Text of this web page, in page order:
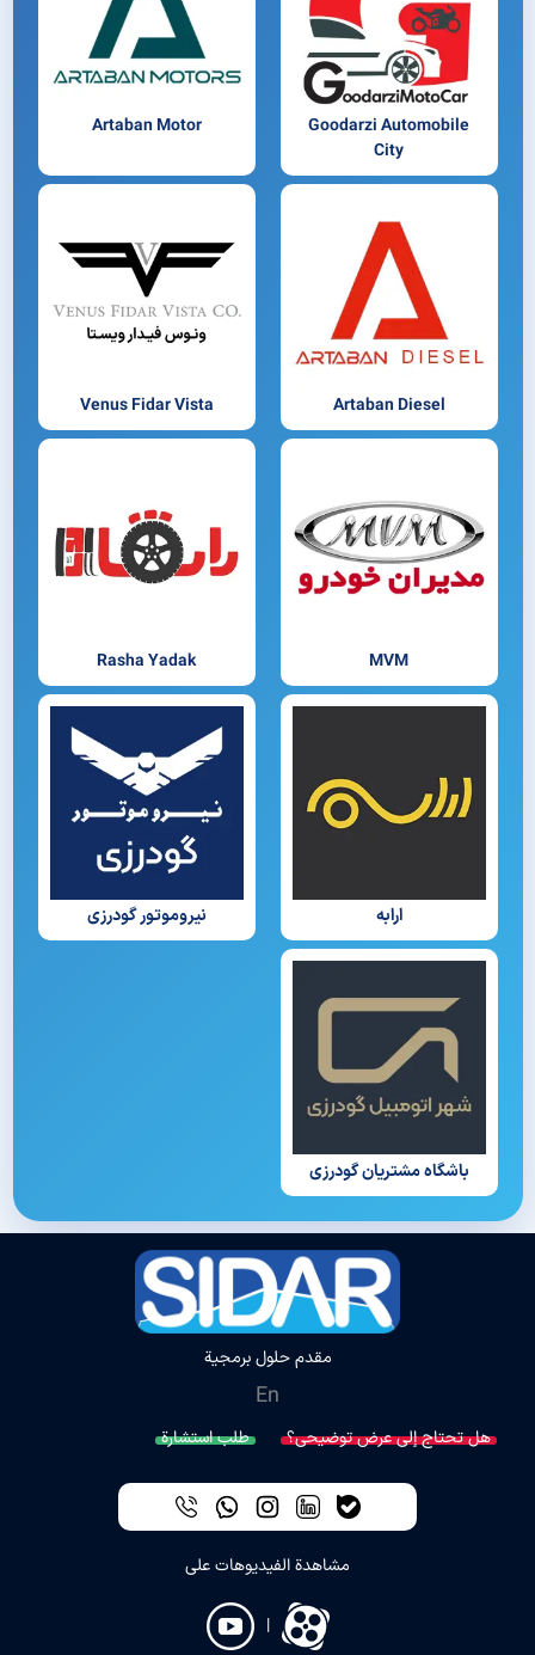
Goodarzi Automobile
City
Artaban Motor
Artaban Diesel
Venus Fidar Vista
MVM
Rasha Yadak
ارابه نیروموتور گودرزی
باشگاه مشتریان گودرزی
مقدم حلول برمجية
En
هل تحتاج إلى عرض توضيحي؟ طلب استشارة
مشاهدة الفيديوهات على
|